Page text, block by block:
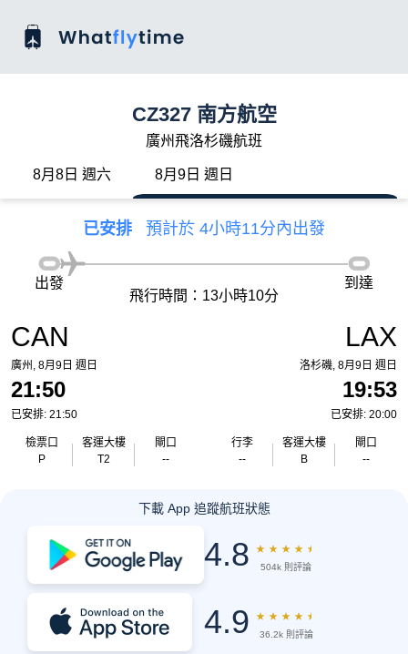
CZ327 南方航空
廣州飛洛杉磯航班
8月8日 週六 8月9日 週日
已安排 預計於 4小時11分內出發
CAN
廣州, 8月9日 週日
21:50
已安排: 21:50
檢票口
P
客運大樓
T2
閘口
--
出發
飛行時間：13小時10分
到達
LAX
洛杉磯, 8月9日 週日
19:53
已安排: 20:00
行李
--
客運大樓
B
閘口
--
下載 App 追蹤航班狀態
4.8 ★ ★ ★ ★ ★
504k 則評論
4.9 ★ ★ ★ ★ ★
36.2k 則評論